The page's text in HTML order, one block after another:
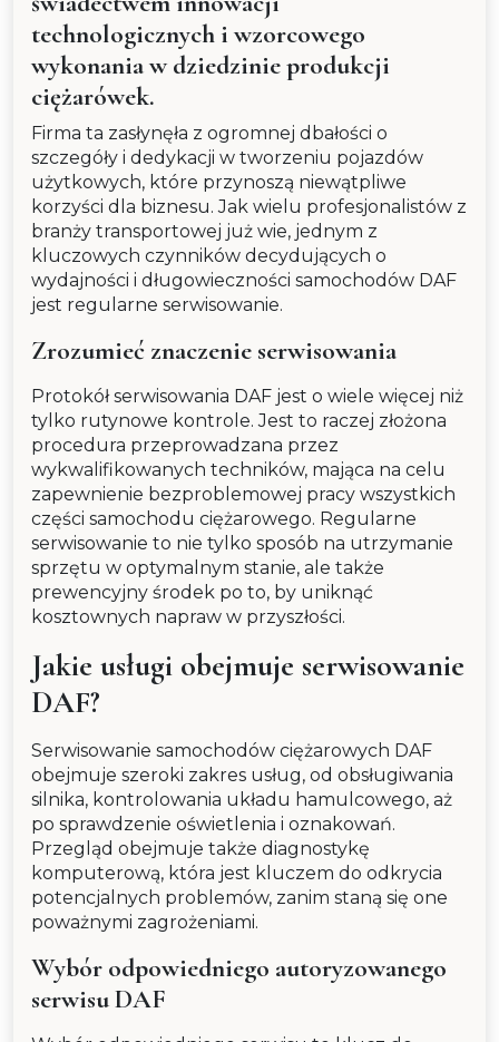
technologicznych i wzorcowego
wykonania w dziedzinie produkcji
ciężarówek.
Firma ta zasłynęła z ogromnej dbałości o
szczegóły i dedykacji w tworzeniu pojazdów
użytkowych, które przynoszą niewątpliwe
korzyści dla biznesu. Jak wielu profesjonalistów z
branży transportowej już wie, jednym z
kluczowych czynników decydujących o
wydajności i długowieczności samochodów DAF
jest regularne serwisowanie.
Zrozumieć znaczenie serwisowania
Protokół serwisowania DAF jest o wiele więcej niż
tylko rutynowe kontrole. Jest to raczej złożona
procedura przeprowadzana przez
wykwalifikowanych techników, mająca na celu
zapewnienie bezproblemowej pracy wszystkich
części samochodu ciężarowego. Regularne
serwisowanie to nie tylko sposób na utrzymanie
sprzętu w optymalnym stanie, ale także
prewencyjny środek po to, by uniknąć
kosztownych napraw w przyszłości.
Jakie usługi obejmuje serwisowanie
DAF?
Serwisowanie samochodów ciężarowych DAF
obejmuje szeroki zakres usług, od obsługiwania
silnika, kontrolowania układu hamulcowego, aż
po sprawdzenie oświetlenia i oznakowań.
Przegląd obejmuje także diagnostykę
komputerową, która jest kluczem do odkrycia
potencjalnych problemów, zanim staną się one
poważnymi zagrożeniami.
Wybór odpowiedniego autoryzowanego
serwisu DAF